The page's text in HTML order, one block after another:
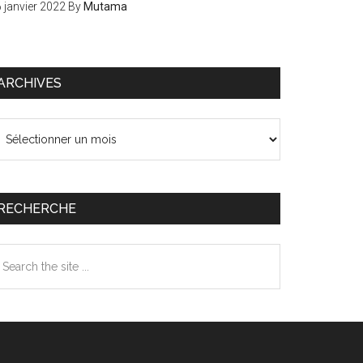
janvier 2022 By Mutama